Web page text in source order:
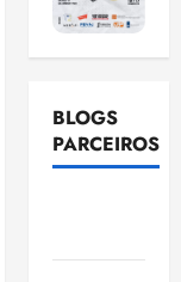
BLOGS
PARCEIROS